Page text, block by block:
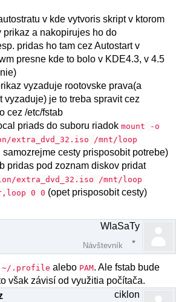
v kde vytvoris skript v ktorom
prikaz a nakopirujes ho do
pridas ho tam cez Autostart v
presne kde to bolo v KDE4.3, v 4.5
vyzaduje rootovske prava(a
vyzaduje) je to treba spravit cez
cez /etc/fstab
priads do suboru riadokmount -o
extra_dvd_32.iso /mnt/loop
samozrejme cesty prisposobit potrebe)
pridas pod zoznam diskov pridat
extra_dvd_32.iso /mnt/loop
0 0 (opet prisposobit cesty)
WlaSaTy
Návštevník
~/.profile alebo PAM. Ale fstab bude
však závisí od využitia počítača.
ciklon